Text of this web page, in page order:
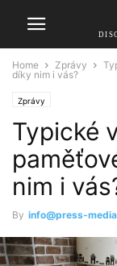
Home Zprávy
díky nim i vás?
Zprávy
Typické
nim i
By info@press-